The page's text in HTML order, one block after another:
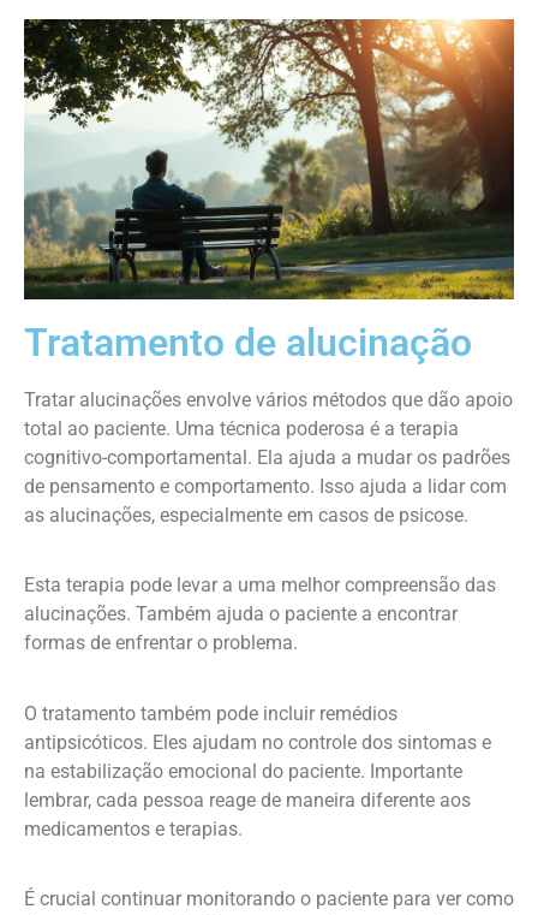
Tratamento de alucinação
Tratar alucinações envolve vários métodos que dão apoio
total ao paciente. Uma técnica poderosa é a terapia
cognitivo-comportamental. Ela ajuda a mudar os padrões
de pensamento e comportamento. Isso ajuda a lidar com
as alucinações, especialmente em casos de psicose.
Esta terapia pode levar a uma melhor compreensão das
alucinações. Também ajuda o paciente a encontrar
formas de enfrentar o problema.
O tratamento também pode incluir remédios
antipsicóticos. Eles ajudam no controle dos sintomas e
na estabilização emocional do paciente. Importante
lembrar, cada pessoa reage de maneira diferente aos
medicamentos e terapias.
É crucial continuar monitorando o paciente para ver como